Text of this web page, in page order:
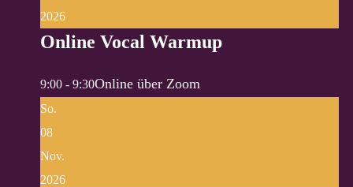
2026
Online Vocal Warmup
9:00 - 9:30Online über Zoom
So.
08
Nov.
2026